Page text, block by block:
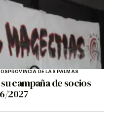
PROVINCIA DE LAS PALMAS
campaña de socios
2027